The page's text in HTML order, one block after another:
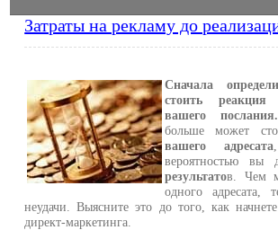
Затраты на рекламу до
Сначала
стоить реакция
вашего послания.
больше может
вашего адресата
вероятностью вы
результатов. Чем
одного адресата,
неудачи. Выясните это до того, как
директ-маркетинга.